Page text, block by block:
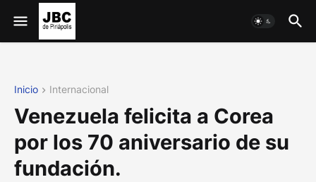
Inicio Internacional
Venezuela felicita a Corea
por los 70 aniversario de su
fundación.